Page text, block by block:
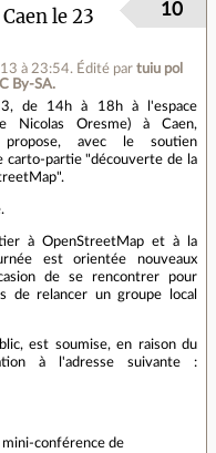
le 23
à 23:54. Édité par tuiu pol
By‑SA.
10
de 14h à 18h à l'espace
Nicolas Oresme) à Caen,
propose, avec le soutien
carto-partie "découverte de la
à OpenStreetMap et à la
est orientée nouveaux
de se rencontrer pour
de relancer un groupe local
est soumise, en raison du
à l'adresse suivante :
conférence de